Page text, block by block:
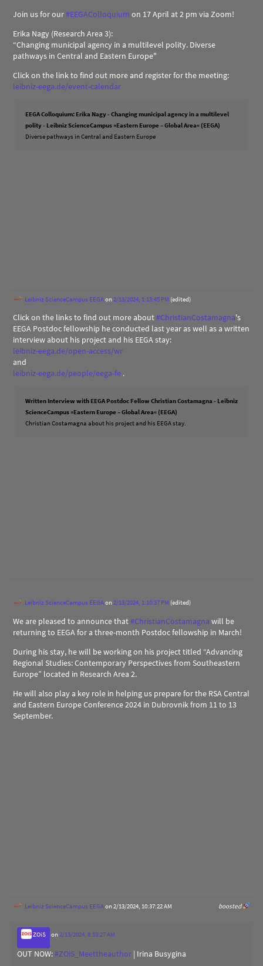
Join us for our#EEGAColloquium on 17 April at 2 pm via Zoom!
Erika Nagy (Research Area 3):
“Changing municipal agency in a multilevel polity. Diverse
pathways in Central and Eastern Europe"
Click on the link to find out more and register for the meeting:
leibniz-eega.de/event-calendar
EEGA Colloquium: Erika Nagy - Changing municipal agency in a multilevel
polity - Leibniz ScienceCampus »Eastern Europe – Global Area« (EEGA)
Diverse pathways in Central and Eastern Europe
Leibniz ScienceCampus EEGAon2/13/2024, 1:13:45 PM (edited)
Click on the links to find out more about#ChristianCostamagna's
EEGA Postdoc fellowship he conducted last year as well as a written
interview about his project and his EEGA stay:
leibniz-eega.de/open-access/wr
and
leibniz-eega.de/people/eega-fe .
Written Interview with EEGA Postdoc Fellow Christian Costamagna - Leibniz
ScienceCampus »Eastern Europe – Global Area« (EEGA)
Christian Costamagna about his project and his EEGA stay.
Leibniz ScienceCampus EEGAon2/13/2024, 1:10:37 PM (edited)
We are pleased to announce that#ChristianCostamagna will be
returning to EEGA for a three-month Postdoc fellowship in March!
During his stay, he will be working on his project titled “Advancing
Regional Studies: Contemporary Perspectives from Southeastern
Europe” located in Research Area 2.
He will also play a key role in helping us prepare for the RSA Central
and Eastern Europe Conference 2024 in Dubrovnik from 11 to 13
September.
boosted
Leibniz ScienceCampus EEGAon 2/13/2024, 10:37:22 AM
ZOiS on2/13/2024, 8:53:27 AM
OUT NOW:#ZOiS_Meettheauthor | Irina Busygina